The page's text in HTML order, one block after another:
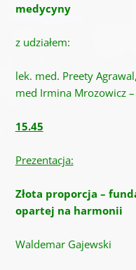
medycyny
z udziałem:
lek. med. Preety
med Irmina Mrozowicz
15.45
Prezentacja:
Złota proporcja –
opartej na harmonii
Waldemar Gajewski